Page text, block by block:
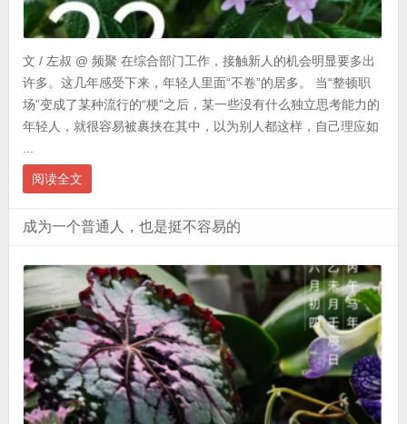
文 / 左叔 @ 频聚 在综合部门工作，接触新人的机会明显要多出
许多。这几年感受下来，年轻人里面“不卷”的居多。 当“整顿职
场”变成了某种流行的“梗”之后，某一些没有什么独立思考能力的
年轻人，就很容易被裹挟在其中，以为别人都这样，自己理应如
阅读全文
成为一个普通人，也是挺不容易的